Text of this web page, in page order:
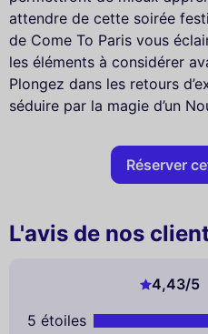
attendre de cette soirée
de Come To Paris vous
les éléments à considérer
Plongez dans les retours
séduire par la magie d’un
Réserver
L'avis de nos
4,43/5
5 étoiles